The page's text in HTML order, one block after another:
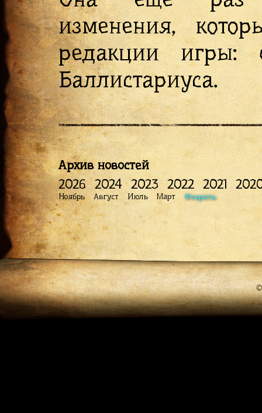
изменения,
редакции
Баллистариуса.
Архив новостей
2026 2024 2023 2022 2021
Ноябрь Август Июль Март Февраль
©